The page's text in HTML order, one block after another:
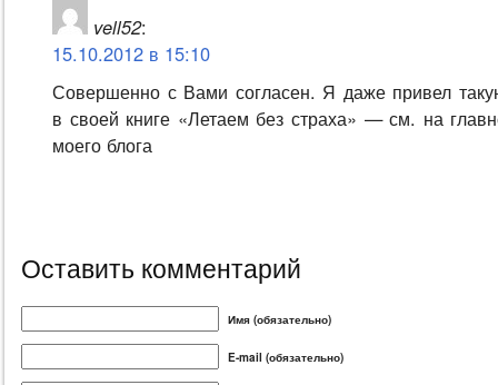
vell52:
15.10.2012 в 15:10
Совершенно с Вами согласен. Я даже привел
в своей книге «Летаем без страха» — см. на
моего блога
Оставить комментарий
Имя (обязательно)
E-mail (обязательно)